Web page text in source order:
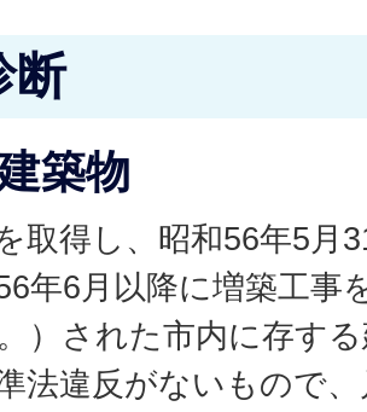
断
築物
取得し、昭和56年5月
年6月以降に増築工事
）された市内に存す
法違反がないもので